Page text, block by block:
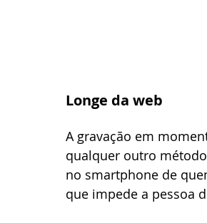
Longe da web
A gravação em
qualquer outro
no smartphone de
que impede a pessoa